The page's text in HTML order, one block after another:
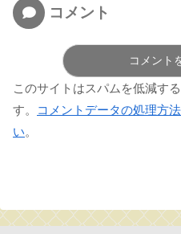
コメント
コメント
このサイトはスパムを低減す
す。
コメントデータの処理方
い。